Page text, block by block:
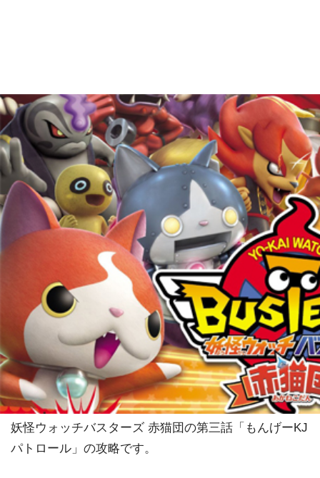
妖怪ウォッチバスターズ 赤猫団の第三話「もんげーKJ
パトロール」の攻略です。